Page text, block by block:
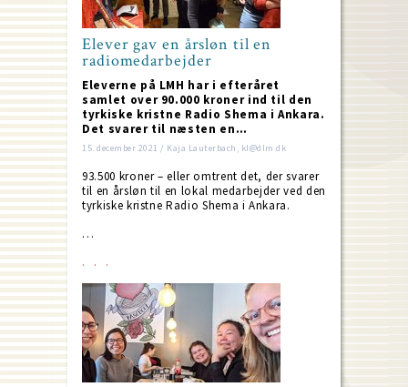
Elever gav en årsløn til en
radiomedarbejder
Eleverne på LMH har i efteråret
samlet over 90.000 kroner ind til den
tyrkiske kristne Radio Shema i Ankara.
Det svarer til næsten en…
15. december 2021 / Kaja Lauterbach, kl@dlm.dk
93.500 kroner – eller omtrent det, der svarer
til en årsløn til en lokal medarbejder ved den
tyrkiske kristne Radio Shema i Ankara.
…